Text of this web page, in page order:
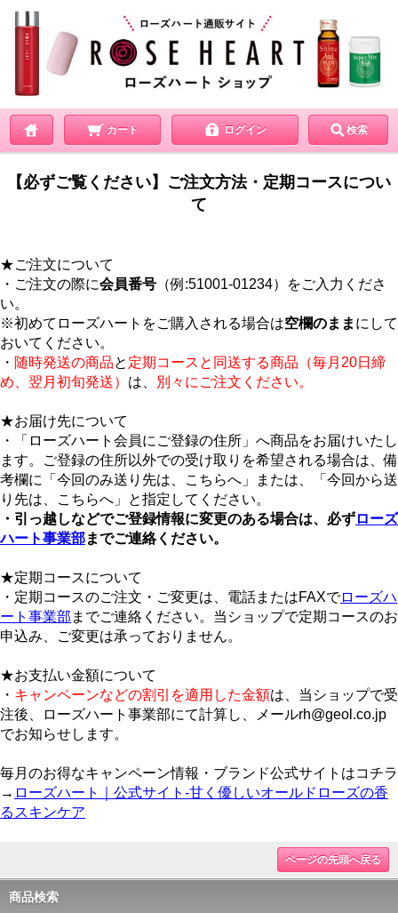
カート ログイン 検索
【必ずご覧ください】ご注文方法・定期コースについ
て
★ご注文について
・ご注文の際に会員番号 （例:51001-01234）をご入力くださ
い。
※初めてローズハートをご購入される場合は空欄のまま にして
おいてください。
・ 随時発送の商品と 定期コースと同送する商品（毎月20日締
め、翌月初旬発送） は、 別々にご注文ください。
★お届け先について
・「ローズハート会員にご登録の住所」へ商品をお届けいたし
ます。ご登録の住所以外での受け取りを希望される場合は、備
考欄に「今回のみ送り先は、こちらへ」または、「今回から送
り先は、こちらへ」と指定してください。
・引っ越しなどでご登録情報に変更のある場合は、必ずローズ
ハート事業部までご連絡ください。
★定期コースについて
・定期コースのご注文・ご変更は、電話またはFAXでローズハ
ート事業部 までご連絡ください。当ショップで定期コースのお
申込み、ご変更は承っておりません。
★お支払い金額について
・ キャンペーンなどの割引を適用した金額は、当ショップで受
注後、ローズハート事業部にて計算し、メールrh@geol.co.jp
でお知らせします。
毎月のお得なキャンペーン情報・ブランド公式サイトはコチラ
→ ローズハート｜公式サイト-甘く優しいオールドローズの香
るスキンケア
ページの先頭へ戻る
商品検索